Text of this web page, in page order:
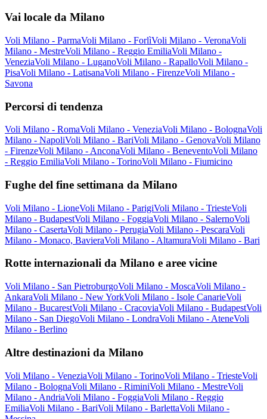
Vai locale da Milano
Voli Milano - ParmaVoli Milano - ForlìVoli Milano - VeronaVoli
Milano - MestreVoli Milano - Reggio EmiliaVoli Milano -
VeneziaVoli Milano - LuganoVoli Milano - RapalloVoli Milano -
PisaVoli Milano - LatisanaVoli Milano - FirenzeVoli Milano -
Savona
Percorsi di tendenza
Voli Milano - RomaVoli Milano - VeneziaVoli Milano - BolognaVoli
Milano - NapoliVoli Milano - BariVoli Milano - GenovaVoli Milano
- FirenzeVoli Milano - AnconaVoli Milano - BeneventoVoli Milano
- Reggio EmiliaVoli Milano - TorinoVoli Milano - Fiumicino
Fughe del fine settimana da Milano
Voli Milano - LioneVoli Milano - ParigiVoli Milano - TriesteVoli
Milano - BudapestVoli Milano - FoggiaVoli Milano - SalernoVoli
Milano - CasertaVoli Milano - PerugiaVoli Milano - PescaraVoli
Milano - Monaco, BavieraVoli Milano - AltamuraVoli Milano - Bari
Rotte internazionali da Milano e aree vicine
Voli Milano - San PietroburgoVoli Milano - MoscaVoli Milano -
AnkaraVoli Milano - New YorkVoli Milano - Isole CanarieVoli
Milano - BucarestVoli Milano - CracoviaVoli Milano - BudapestVoli
Milano - San DiegoVoli Milano - LondraVoli Milano - AteneVoli
Milano - Berlino
Altre destinazioni da Milano
Voli Milano - VeneziaVoli Milano - TorinoVoli Milano - TriesteVoli
Milano - BolognaVoli Milano - RiminiVoli Milano - MestreVoli
Milano - AndriaVoli Milano - FoggiaVoli Milano - Reggio
EmiliaVoli Milano - BariVoli Milano - BarlettaVoli Milano -